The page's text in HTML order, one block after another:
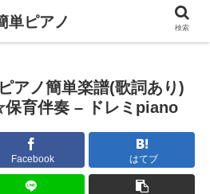
アノ簡単楽譜(歌詞あり)
保育伴奏 – ドレミpiano
Facebook はてブ
単ピアノ 検索